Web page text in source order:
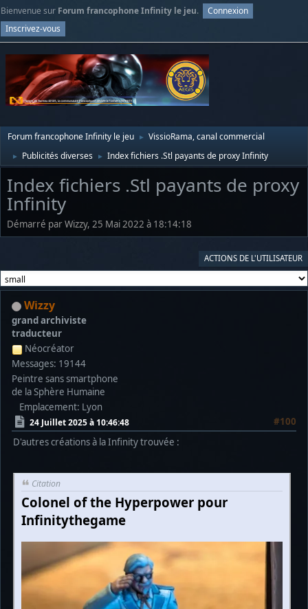
Bienvenue sur Forum francophone Infinity le jeu.
Connexion
Inscrivez-vous
Forum francophone Infinity le jeu ► VissioRama, canal commercial
► Publicités diverses ► Index fichiers .Stl payants de proxy Infinity
Index fichiers .Stl payants de proxy
Infinity
Démarré par Wizzy, 25 Mai 2022 à 18:14:18
ACTIONS DE L'UTILISATEUR
Wizzy
grand archiviste
traducteur
Néocréator
Messages: 19144
Peintre sans smartphone
de la Sphère Humaine
Emplacement: Lyon
24 Juillet 2025 à 10:46:48
#100
D'autres créations à la Infinity trouvée :
Citation
Colonel of the Hyperpower pour
Infinitythegame